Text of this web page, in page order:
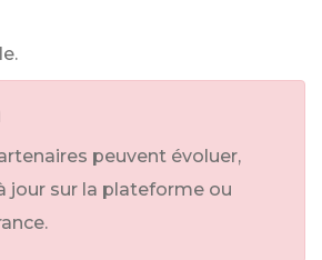
peuvent évoluer,
jour sur la plateforme ou